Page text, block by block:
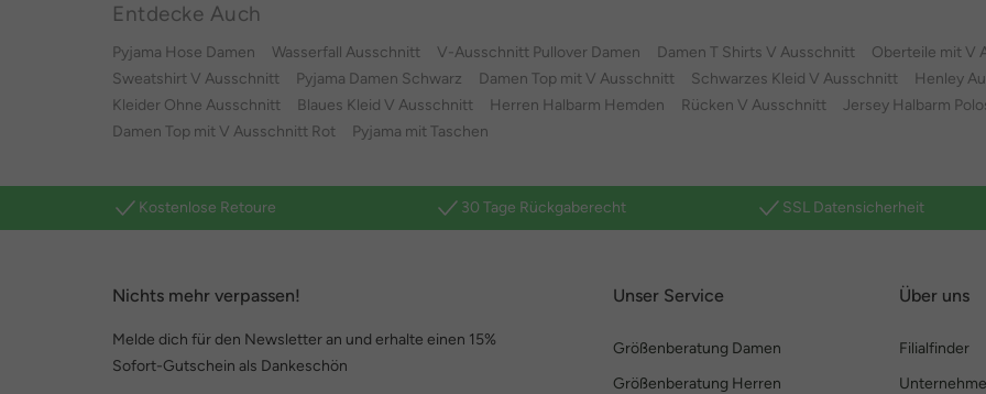
Entdecke Auch
Pyjama Hose Damen Wasserfall Ausschnitt V-Ausschnitt Pullover Damen Damen T Shirts V Ausschnitt
Oberteile mit V
Sweatshirt V Ausschnitt
Pyjama Damen Schwarz Damen Top mit V Ausschnitt Schwarzes Kleid V Ausschnitt
Henley
Kleider Ohne Ausschnitt
Blaues Kleid V Ausschnitt Herren Halbarm Hemden Rücken V Ausschnitt
Jersey Halbarm
Damen Top mit V Ausschnitt Rot
Pyjama mit Taschen
Kostenlose Retoure 30 Tage Rückgaberecht SSL Datensicherheit
Nichts mehr verpassen!
Melde dich für den Newsletter an und erhalte einen 15%
Sofort-Gutschein als Dankeschön
Unser Service
Größenberatung Damen
Größenberatung Herren
Über uns
Filialfinder